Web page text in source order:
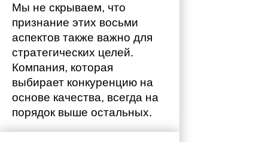
Мы не скрываем, что
признание этих восьми
аспектов также важно для
стратегических целей.
Компания, которая
выбирает конкуренцию на
основе качества, всегда на
порядок выше остальных.